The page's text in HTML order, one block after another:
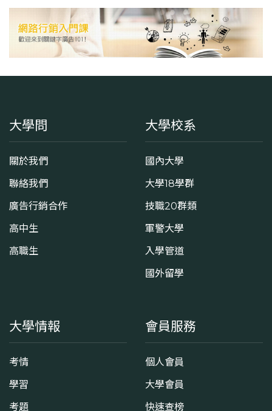
大學問
關於我們
聯絡我們
廣告行銷合作
高中生
高職生
大學校系
國內大學
大學18學群
技職20群類
軍警大學
入學管道
國外留學
大學情報
考情
學習
考題
會員服務
個人會員
大學會員
快速查榜